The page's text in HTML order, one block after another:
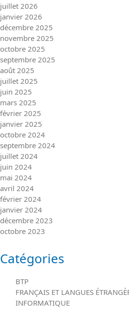
juillet 2026
janvier 2026
décembre 2025
novembre 2025
octobre 2025
septembre 2025
août 2025
juillet 2025
juin 2025
mars 2025
février 2025
janvier 2025
octobre 2024
septembre 2024
juillet 2024
juin 2024
mai 2024
avril 2024
février 2024
janvier 2024
décembre 2023
octobre 2023
Catégories
BTP
FRANÇAIS ET LANGUES
INFORMATIQUE